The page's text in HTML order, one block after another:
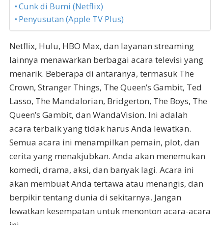
Cunk di Bumi (Netflix)
Penyusutan (Apple TV Plus)
Netflix, Hulu, HBO Max, dan layanan streaming
lainnya menawarkan berbagai acara televisi yang
menarik. Beberapa di antaranya, termasuk The
Crown, Stranger Things, The Queen’s Gambit, Ted
Lasso, The Mandalorian, Bridgerton, The Boys, The
Queen’s Gambit, dan WandaVision. Ini adalah
acara terbaik yang tidak harus Anda lewatkan.
Semua acara ini menampilkan pemain, plot, dan
cerita yang menakjubkan. Anda akan menemukan
komedi, drama, aksi, dan banyak lagi. Acara ini
akan membuat Anda tertawa atau menangis, dan
berpikir tentang dunia di sekitarnya. Jangan
lewatkan kesempatan untuk menonton acara-acara